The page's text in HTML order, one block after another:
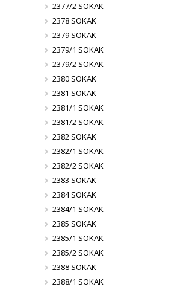
2377/2 SOKAK
2378 SOKAK
2379 SOKAK
2379/1 SOKAK
2379/2 SOKAK
2380 SOKAK
2381 SOKAK
2381/1 SOKAK
2381/2 SOKAK
2382 SOKAK
2382/1 SOKAK
2382/2 SOKAK
2383 SOKAK
2384 SOKAK
2384/1 SOKAK
2385 SOKAK
2385/1 SOKAK
2385/2 SOKAK
2388 SOKAK
2388/1 SOKAK